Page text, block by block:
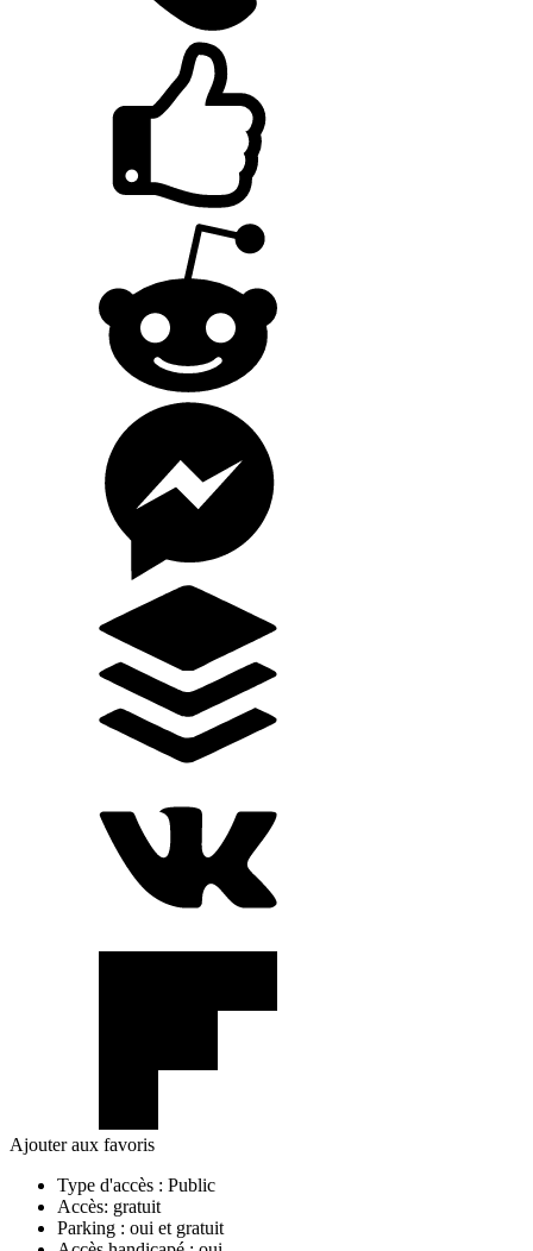
Ajouter aux favoris
Type d'accès : Public
Accès: gratuit
Parking : oui et gratuit